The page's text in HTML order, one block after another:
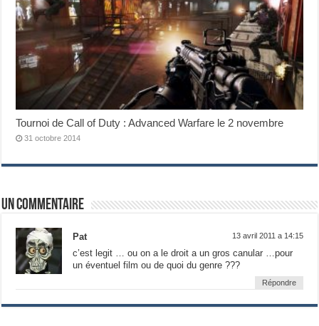
Tournoi de Call of Duty : Advanced Warfare le 2 novembre
31 octobre 2014
Un commentaire
Pat 13 avril 2011 a 14:15
c’est legit … ou on a le droit a un gros canular …pour
un éventuel film ou de quoi du genre ???
Répondre